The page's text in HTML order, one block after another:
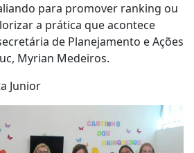
para promover ranking ou
a prática que acontece
de Planejamento e Ações
Myrian Medeiros.
Junior